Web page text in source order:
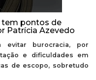
tem pontos de
Patrícia Azevedo
evitar burocracia, por
e dificuldades em
de escopo, sobretudo